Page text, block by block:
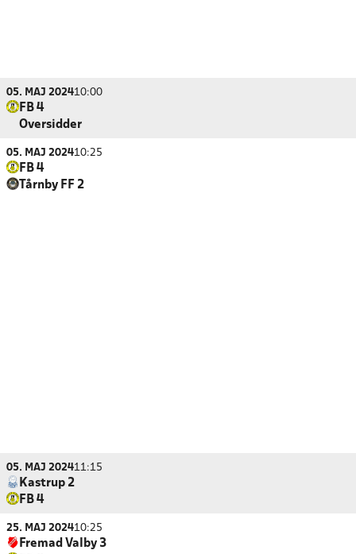
05. MAJ 202410:00
FB 4
Oversidder
05. MAJ 202410:25
FB 4
Tårnby FF 2
05. MAJ 202411:15
Kastrup 2
FB 4
25. MAJ 202410:25
Fremad Valby 3